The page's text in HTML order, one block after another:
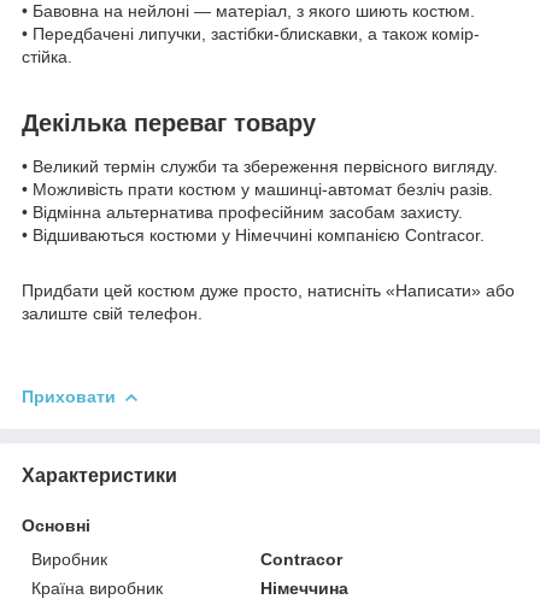
• Бавовна на нейлоні — матеріал, з якого шиють костюм.
• Передбачені липучки, застібки-блискавки, а також комір-
стійка.
Декілька переваг товару
• Великий термін служби та збереження первісного вигляду.
• Можливість прати костюм у машинці-автомат безліч разів.
• Відмінна альтернатива професійним засобам захисту.
• Відшиваються костюми у Німеччині компанією Contracor.
Придбати цей костюм дуже просто, натисніть «Написати» або
залиште свій телефон.
Приховати
Характеристики
Основні
Виробник
Contracor
Країна виробник
Німеччина